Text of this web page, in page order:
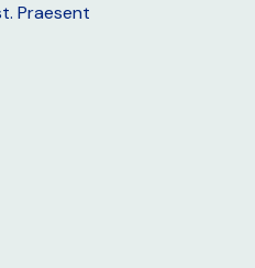
Praesent